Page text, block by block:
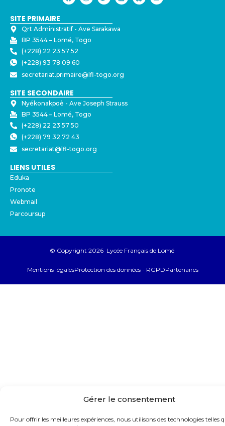
Gérer le consentement
Pour offrir les meilleures expériences, nous utilisons des technologies telles
SITE PRIMAIRE
Qrt Administratif - ⁠Ave Sarakawa
BP 3544 – Lomé, Togo
(+228) 22 23 57 52
(+228) 93 78 09 60
secretariat.primaire@lfl-togo.org
SITE SECONDAIRE
Nyékonakpoè - ⁠Ave Joseph Strauss
BP 3544 – Lomé, Togo
(+228) 22 23 57 50
(+228) 79 32 72 43
secretariat@lfl-togo.org
LIENS UTILES
Eduka
Pronote
Webmail
Parcoursup
© Copyright 2026 Lycée Français de Lomé
Mentions légalesProtection des données - RGPDPartenaires